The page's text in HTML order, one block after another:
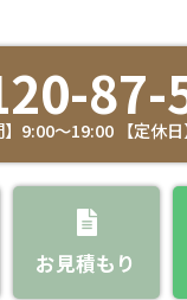
87-
】9:00～19:00 【定休
お見積もり